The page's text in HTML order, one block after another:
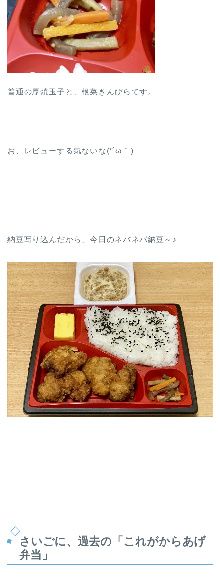
普通の厚焼玉子と、根菜きんぴらです。
お、レビューする気ないな(*´ω｀)
納豆写り込んだから、今日のネバネバ納豆～♪
さいごに、過去の「これがからあげ
弁当」